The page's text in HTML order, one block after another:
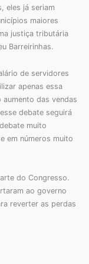
eles já seriam
maiores
justiça tributária
Barreirinhas.
de servidores
apenas essa
das vendas
debate seguirá
muito
em números muito
do Congresso.
ao governo
reverter as perdas